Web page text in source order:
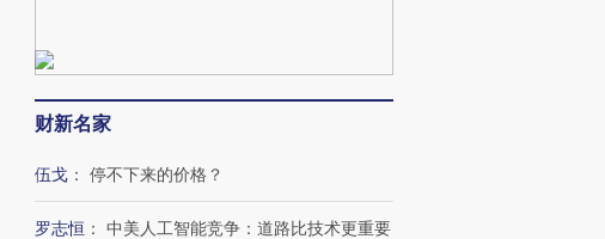
财新名家
伍戈 ： 停不下来的价格？
罗志恒 ： 中美人工智能竞争：道路比技术更重要